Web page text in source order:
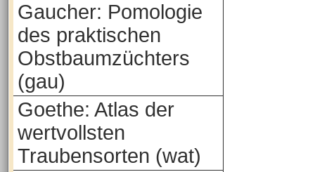
Gaucher: Pomologie
des praktischen
Obstbaumzüchters
(gau)
Goethe: Atlas der
wertvollsten
Traubensorten (wat)